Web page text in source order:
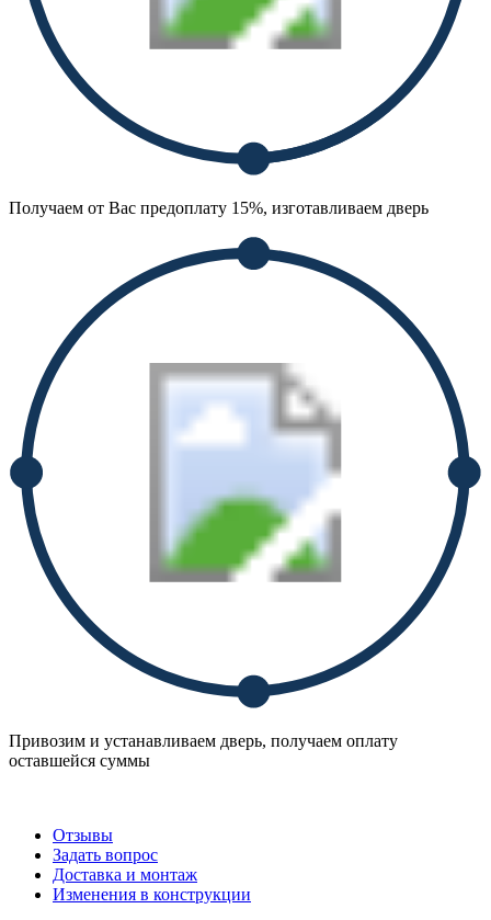
Получаем от Вас предоплату 15%, изготавливаем дверь
Привозим и устанавливаем дверь, получаем оплату
оставшейся суммы
Отзывы
Задать вопрос
Доставка и монтаж
Изменения в конструкции